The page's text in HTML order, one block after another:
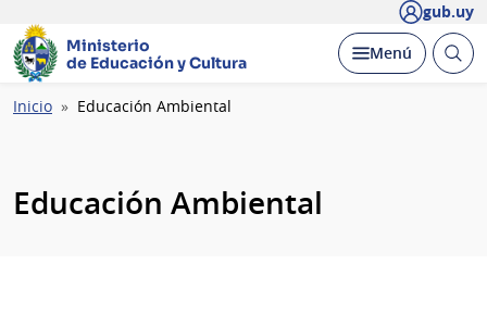
gub.uy
Ministerio
de Educación y Cultura
Desplegar
Menú Abrir
Ruta
Inicio Educación Ambiental
Educación Ambiental